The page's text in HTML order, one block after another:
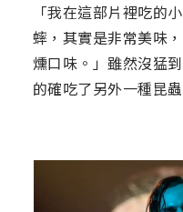
「我在這部片裡吃的
蟀，其實是非常美味
燻口味。」雖然沒猛
的確吃了另外一種昆蟲